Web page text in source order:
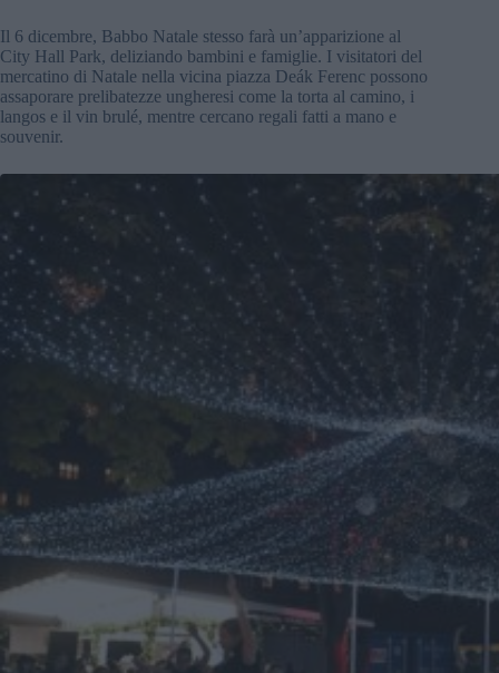
Il 6 dicembre, Babbo Natale stesso farà un’apparizione al
City Hall Park, deliziando bambini e famiglie. I visitatori del
mercatino di Natale nella vicina piazza Deák Ferenc possono
assaporare prelibatezze ungheresi come la torta al camino, i
langos e il vin brulé, mentre cercano regali fatti a mano e
souvenir.